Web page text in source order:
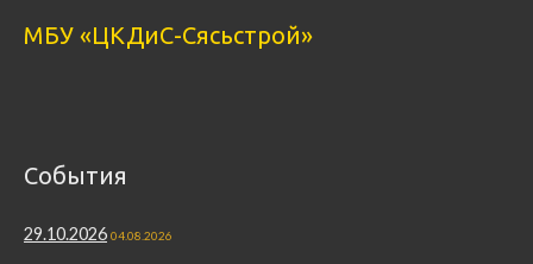
МБУ «ЦКДиС-Сясьстрой»
События
29.10.2026 04.08.2026